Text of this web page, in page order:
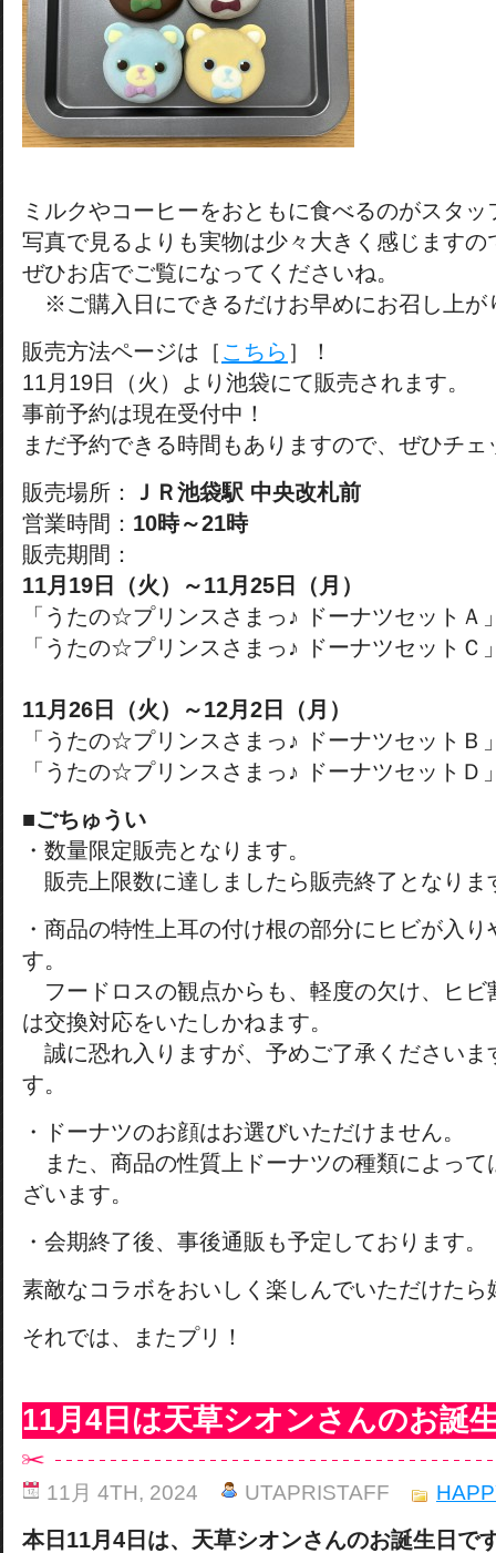
ミルクやコーヒーをおともに食べるのがスタッ
写真で見るよりも実物は少々大きく感じますの
ぜひお店でご覧になってくださいね。
※ご購入日にできるだけお早めにお召し上が
販売方法ページは［ こちら ］！
11月19日（火）より池袋にて販売されます。
事前予約は現在受付中！
まだ予約できる時間もありますので、ぜひチ
販売場所：
ＪＲ池袋駅 中央改札前
営業時間： 10時～21時
販売期間：
11月19日（火）～11月25日（月）
「うたの☆プリンスさまっ♪ ドーナツセットＡ
「うたの☆プリンスさまっ♪ ドーナツセットＣ
11月26日（火）～12月2日（月）
「うたの☆プリンスさまっ♪ ドーナツセットＢ
「うたの☆プリンスさまっ♪ ドーナツセットＤ
■ごちゅうい
・数量限定販売となります。
販売上限数に達しましたら販売終了となりま
・商品の特性上耳の付け根の部分にヒビが入
す。
フードロスの観点からも、軽度の欠け、ヒビ
は交換対応をいたしかねます。
誠に恐れ入りますが、予めご了承くださいま
す。
・ドーナツのお顔はお選びいただけません。
また、商品の性質上ドーナツの種類によって
ざいます。
・会期終了後、事後通販も予定しております。
素敵なコラボをおいしく楽しんでいただけたら
それでは、またプリ！
11月4日は天草シオンさんのお誕
11月 4TH, 2024 UTAPRISTAFF
本日11月4日は、天草シオンさんのお誕生日で